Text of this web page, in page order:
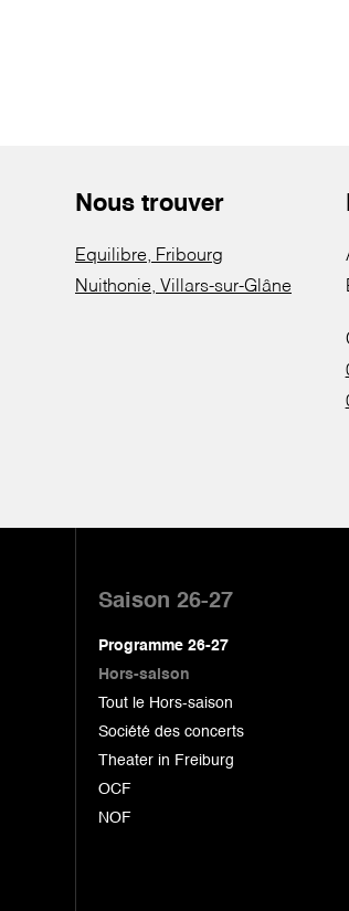
Nous trouver
Equilibre, Fribourg
Nuithonie, Villars-sur-Glâne
Saison 26-27
Programme 26-27
Hors-saison
Tout le Hors-saison
Société des concerts
Theater in Freiburg
OCF
NOF